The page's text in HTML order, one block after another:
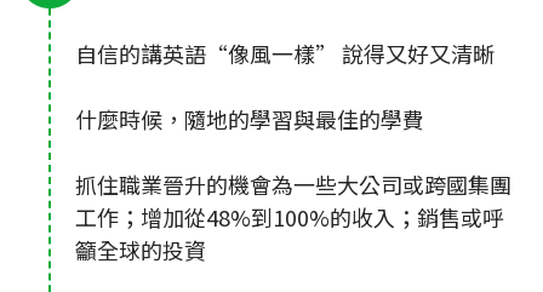
自信的講英語“像風一樣” 說得又好又清晰
什麼時候，隨地的學習與最佳的學費
抓住職業晉升的機會為一些大公司或跨國集團
工作；增加從48%到100%的收入；銷售或呼
籲全球的投資